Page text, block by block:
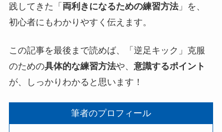
践してきた「 両利きになるための練習方法」を、
初心者にもわかりやすく伝えます。
この記事を最後まで読めば、「逆足キック」克服
のための具体的な練習方法や、 意識するポイント
が、しっかりわかると思います！
筆者のプロフィール